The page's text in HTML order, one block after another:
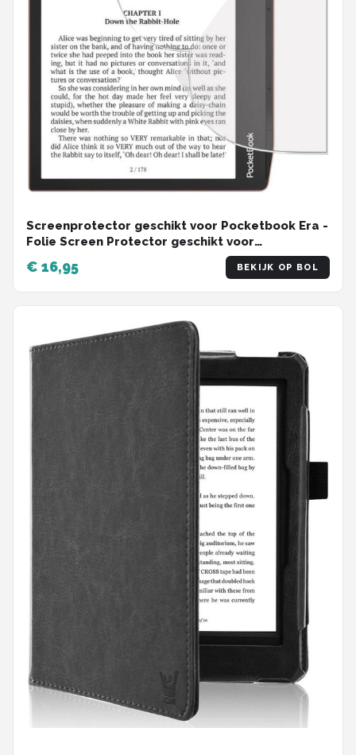
Screenprotector geschikt voor Pocketbook Era -
Folie Screen Protector geschikt voor
€ 16,95 BEKIJK OP BOL